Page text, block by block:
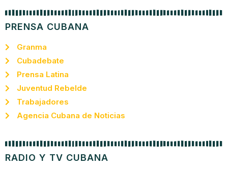
PRENSA CUBANA
Granma
Cubadebate
Prensa Latina
Juventud Rebelde
Trabajadores
Agencia Cubana de Noticias
RADIO Y TV CUBANA